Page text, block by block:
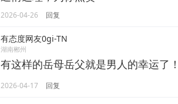
2026-04-26 回复
有态度网友0gi-TN
湖南郴州
有这样的岳母岳父就是男人的幸运了
2026-04-17 回复